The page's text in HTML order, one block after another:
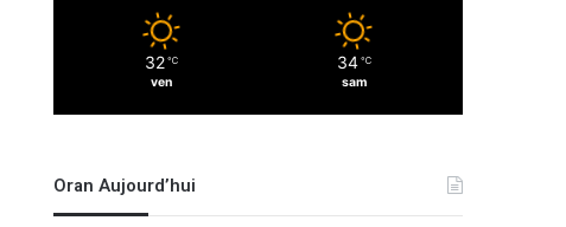
32 ℃
ven
34 ℃
sam
Oran Aujourd’hui